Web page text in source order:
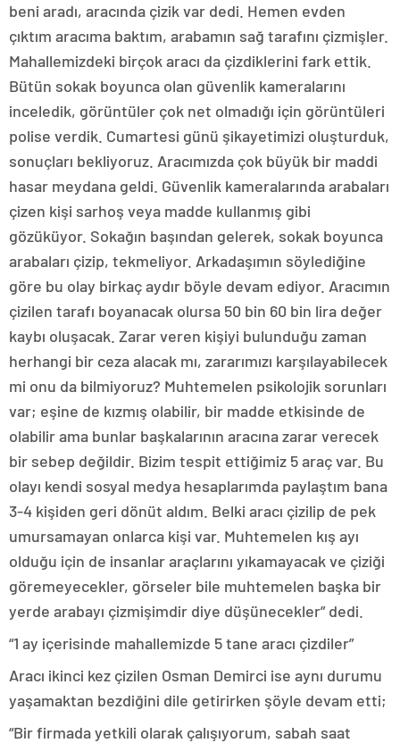
beni aradı, aracında çizik var dedi. Hemen evden
çıktım aracıma baktım, arabamın sağ tarafını çizmişler.
Mahallemizdeki birçok aracı da çizdiklerini fark ettik.
Bütün sokak boyunca olan güvenlik kameralarını
inceledik, görüntüler çok net olmadığı için görüntüleri
polise verdik. Cumartesi günü şikayetimizi oluşturduk,
sonuçları bekliyoruz. Aracımızda çok büyük bir maddi
hasar meydana geldi. Güvenlik kameralarında arabaları
çizen kişi sarhoş veya madde kullanmış gibi
gözüküyor. Sokağın başından gelerek, sokak boyunca
arabaları çizip, tekmeliyor. Arkadaşımın söylediğine
göre bu olay birkaç aydır böyle devam ediyor. Aracımın
çizilen tarafı boyanacak olursa 50 bin 60 bin lira değer
kaybı oluşacak. Zarar veren kişiyi bulunduğu zaman
herhangi bir ceza alacak mı, zararımızı karşılayabilecek
mi onu da bilmiyoruz? Muhtemelen psikolojik sorunları
var; eşine de kızmış olabilir, bir madde etkisinde de
olabilir ama bunlar başkalarının aracına zarar verecek
bir sebep değildir. Bizim tespit ettiğimiz 5 araç var. Bu
olayı kendi sosyal medya hesaplarımda paylaştım bana
3-4 kişiden geri dönüt aldım. Belki aracı çizilip de pek
umursamayan onlarca kişi var. Muhtemelen kış ayı
olduğu için de insanlar araçlarını yıkamayacak ve çiziği
göremeyecekler, görseler bile muhtemelen başka bir
yerde arabayı çizmişimdir diye düşünecekler” dedi.
“1 ay içerisinde mahallemizde 5 tane aracı çizdiler”
Aracı ikinci kez çizilen Osman Demirci ise aynı durumu
yaşamaktan bezdiğini dile getirirken şöyle devam etti;
“Bir firmada yetkili olarak çalışıyorum, sabah saat